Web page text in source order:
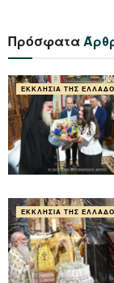
Πρόσφατα
ΕΚΚΛΗΣΊΑ ΤΗΣ
ΕΚΚΛΗΣΊΑ ΤΗΣ